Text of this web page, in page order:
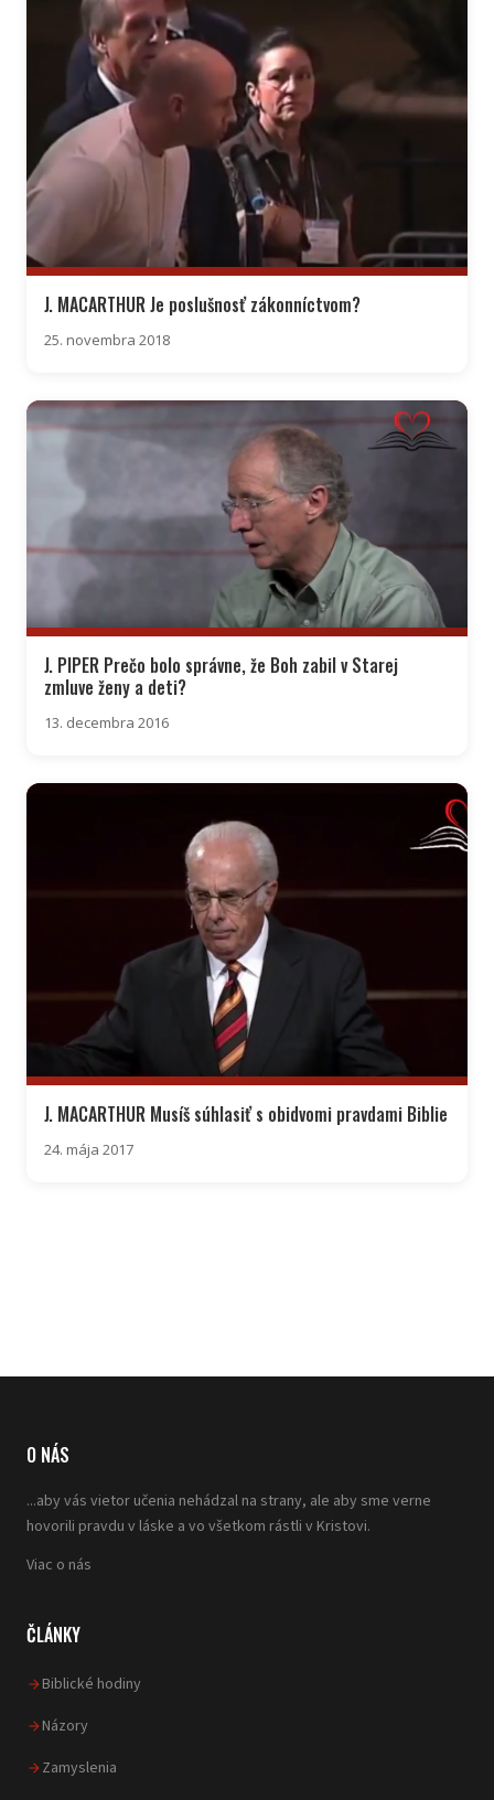
J. MACARTHUR Je poslušnosť zákonníctvom?
25. novembra 2018
J. PIPER Prečo bolo správne, že Boh zabil v Starej
zmluve ženy a deti?
13. decembra 2016
J. MACARTHUR Musíš súhlasiť s obidvomi pravdami Biblie
24. mája 2017
O NÁS
...aby vás vietor učenia nehádzal na strany, ale aby sme verne
hovorili pravdu v láske a vo všetkom rástli v Kristovi.
Viac o nás
ČLÁNKY
Biblické hodiny
Názory
Zamyslenia